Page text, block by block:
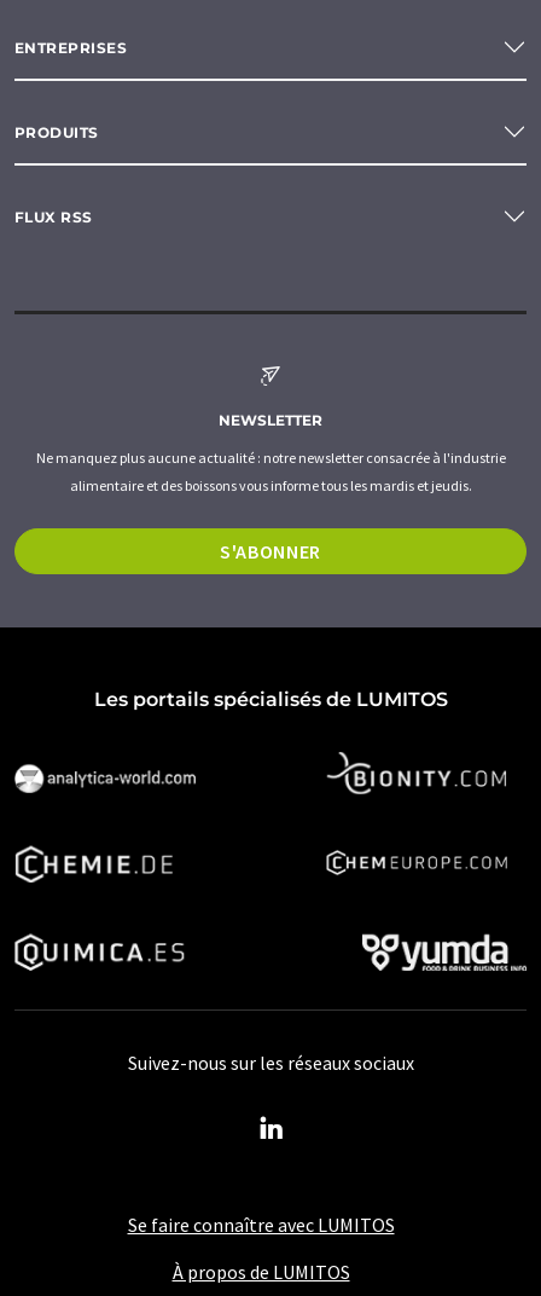
ENTREPRISES
PRODUITS
FLUX RSS
NEWSLETTER
Ne manquez plus aucune actualité : notre newsletter consacrée à l'industrie
alimentaire et des boissons vous informe tous les mardis et jeudis.
S'ABONNER
Les portails spécialisés de LUMITOS
Se faire connaître avec LUMITOS
À propos de LUMITOS
Suivez-nous sur les réseaux sociaux